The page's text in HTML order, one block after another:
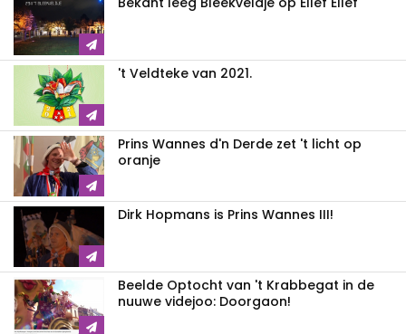
't Veldteke van 2021.
Prins Wannes d'n Derde zet 't licht op
oranje
Dirk Hopmans is Prins Wannes III!
Beelde Optocht van 't Krabbegat in de
nuuwe videjoo: Doorgaon!